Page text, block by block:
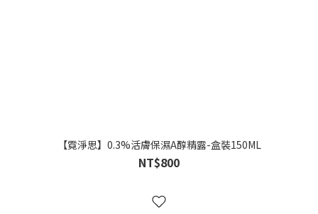
【霓淨思】0.3%活膚保濕A醇精露-盒裝150ML
NT$800